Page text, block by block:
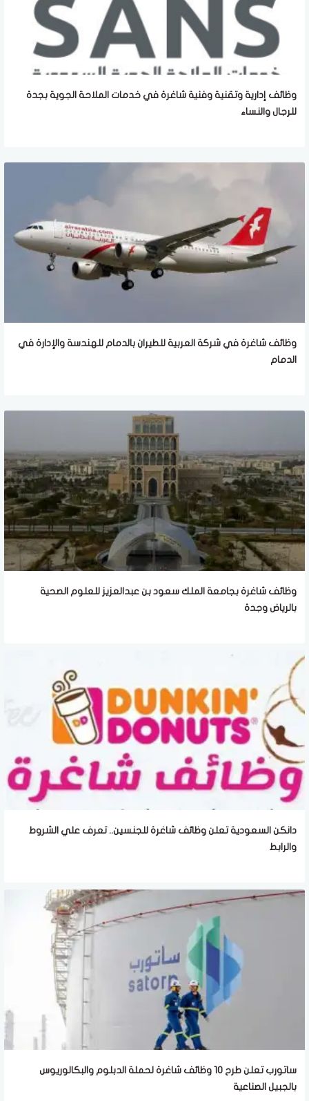
وظائف إدارية وتقنية وفنية شاغرة في خدمات الملاحة الجوية بجدة
للرجال والنساء
وظائف شاغرة في شركة العربية للطيران بالدمام للهندسة والإدارة في
الدمام
وظائف شاغرة بجامعة الملك سعود بن عبدالعزيز للعلوم الصحية
بالرياض وجدة
دانكن السعودية تعلن وظائف شاغرة للجنسين.. تعرف علي الشروط
والرابط
ساتورب تعلن طرح 10 وظائف شاغرة لحملة الدبلوم والبكالوريوس
بالجبيل الصناعية